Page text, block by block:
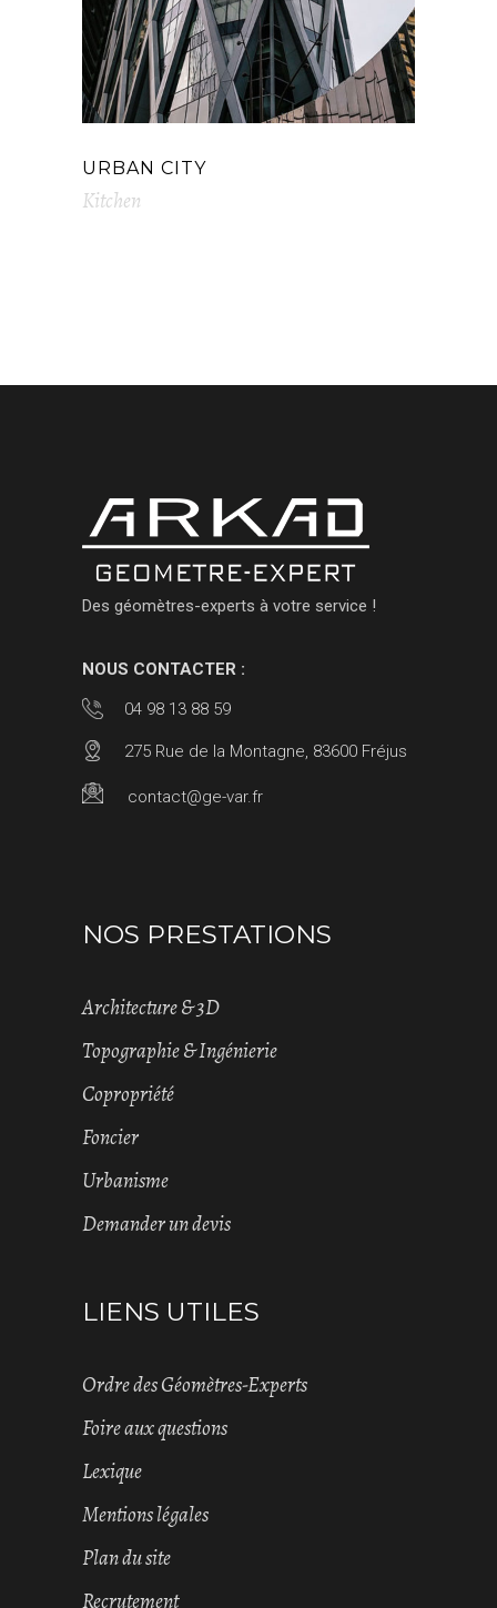
URBAN CITY
Kitchen
Des géomètres-experts à votre service !
NOUS CONTACTER :
04 98 13 88 59
275 Rue de la Montagne, 83600 Fréjus
contact@ge-var.fr
NOS PRESTATIONS
Architecture & 3D
Topographie & Ingénierie
Copropriété
Foncier
Urbanisme
Demander un devis
LIENS UTILES
Ordre des Géomètres-Experts
Foire aux questions
Lexique
Mentions légales
Plan du site
Recrutement